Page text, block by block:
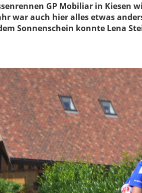
GP Mobiliar in Kiesen
war auch hier alles etwas
Sonnenschein konnte Lena